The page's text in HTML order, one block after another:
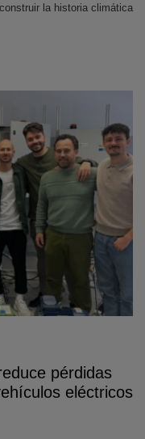
la historia climática
pérdidas
eléctricos